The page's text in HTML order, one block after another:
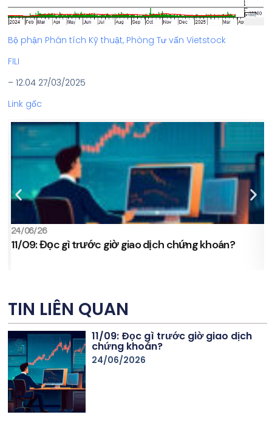
Bộ phận Phân tích Kỹ thuật, Phòng Tư vấn Vietstock
FILI
– 12:04 27/03/2025
Link gốc
24/06/26
11/09: Đọc gì trước giờ giao dịch chứng khoán?
TIN LIÊN QUAN
11/09: Đọc gì trước giờ giao dịch
chứng khoán?
24/06/2026